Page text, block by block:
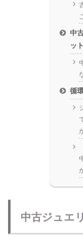
中
ッ
循
中古ジュエ